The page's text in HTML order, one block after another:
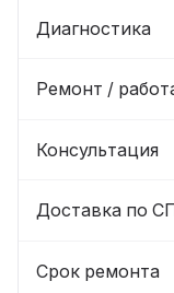
Диагностика
Ремонт /
Консультация
Доставка по
Срок ремонта